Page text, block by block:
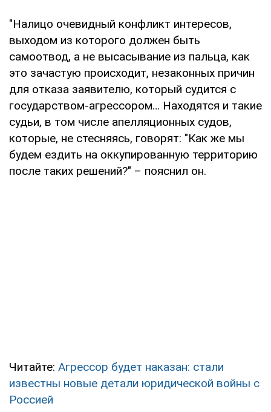
"Налицо очевидный конфликт интересов,
выходом из которого должен быть
самоотвод, а не высасывание из пальца, как
это зачастую происходит, незаконных причин
для отказа заявителю, который судится с
государством-агрессором… Находятся и такие
судьи, в том числе апелляционных судов,
которые, не стесняясь, говорят: "Как же мы
будем ездить на оккупированную территорию
после таких решений?" – пояснил он.
Читайте: Агрессор будет наказан: стали
известны новые детали юридической войны с
Россией